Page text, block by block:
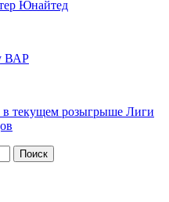
Юнайтед
ВАР
текущем розыгрыше Лиги